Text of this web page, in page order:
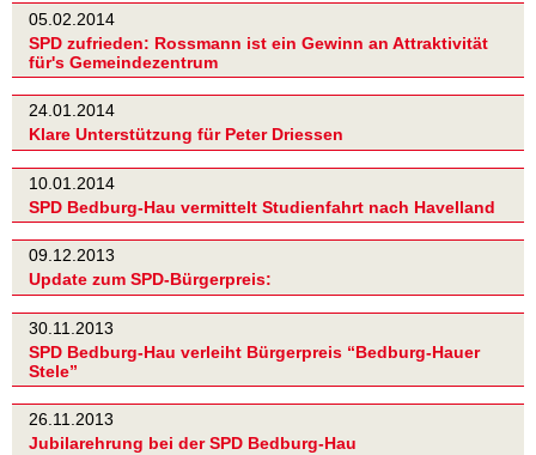
05.02.2014
SPD zufrieden: Rossmann ist ein Gewinn an Attraktivität
für's Gemeindezentrum
24.01.2014
Klare Unterstützung für Peter Driessen
10.01.2014
SPD Bedburg-Hau vermittelt Studienfahrt nach Havelland
09.12.2013
Update zum SPD-Bürgerpreis:
30.11.2013
SPD Bedburg-Hau verleiht Bürgerpreis “Bedburg-Hauer
Stele”
26.11.2013
Jubilarehrung bei der SPD Bedburg-Hau